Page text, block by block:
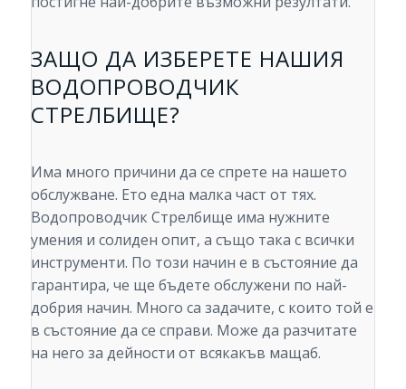
ЗАЩО ДА ИЗБЕРЕТЕ НАШИЯ
ВОДОПРОВОДЧИК
СТРЕЛБИЩЕ?
Има много причини да се спрете на нашето
обслужване. Ето една малка част от тях.
Водопроводчик Стрелбище има нужните
умения и солиден опит, а също така с всички
инструменти. По този начин е в състояние да
гарантира, че ще бъдете обслужени по най-
добрия начин. Много са задачите, с които той е
в състояние да се справи. Може да разчитате
на него за дейности от всякакъв мащаб.